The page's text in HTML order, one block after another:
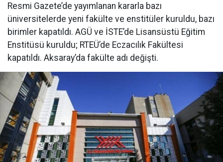
Resmi Gazete’de yayımlanan kararla bazı
üniversitelerde yeni fakülte ve enstitüler kuruldu, bazı
birimler kapatıldı. AGÜ ve İSTE’de Lisansüstü Eğitim
Enstitüsü kuruldu; RTEÜ’de Eczacılık Fakültesi
kapatıldı. Aksaray’da fakülte adı değişti.